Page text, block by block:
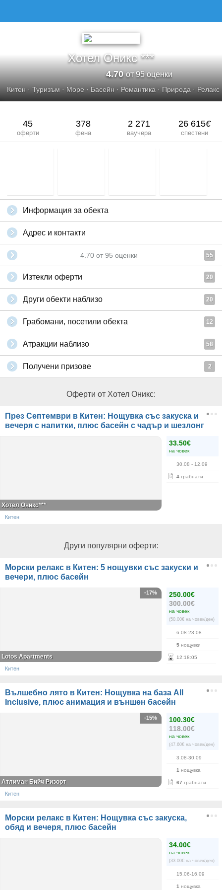
Хотел Оникс ***
4.70от 95 оценки
Китен · Туризъм · Море · Басейн · Романтика · Природа · Релакс
45
оферти
378
фена
2 271
ваучера
26 615€
спестени
Информация за обекта
Адрес и контакти
4.70 от 95 оценки 55
Изтекли оферти 20
Други обекти наблизо 20
Грабомани, посетили обекта 12
Атракции наблизо 58
Получени призове 2
Оферти от Хотел Оникс:
През Септември в Китен: Нощувка със закуска и
вечеря с напитки, плюс басейн с чадър и шезлонг
33.50€
на човек
30.08 - 12.09
4 грабнати
Хотел Оникс***
Китен
Други популярни оферти:
Морски релакс в Китен: 5 нощувки със закуски и
вечери, плюс басейн
250.00€
300.00€
на човек
(50.00€ на човек/ден)
6.08-23.08
5 нощувки
12:18:05
-17%
Lotos Apartments
Китен
Вълшебно лято в Китен: Нощувка на база All
Inclusive, плюс анимация и външен басейн
100.30€
118.00€
на човек
(47.60€ на човек/ден)
3.08-30.09
1 нощувка
67 грабнати
-15%
Атлиман Бийч Ризорт
Китен
Морски релакс в Китен: Нощувка със закуска,
обяд и вечеря, плюс басейн
34.00€
на човек
(33.00€ на човек/ден)
15.06-16.09
1 нощувка